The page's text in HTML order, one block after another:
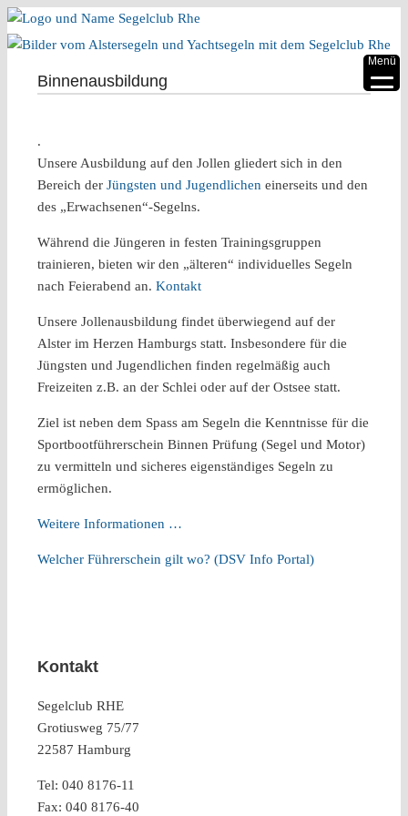
Binnenausbildung
.
Unsere Ausbildung auf den Jollen gliedert sich in den
Bereich der Jüngsten und Jugendlichen einerseits und den
des „Erwachsenen“-Segelns.
Während die Jüngeren in festen Trainingsgruppen
trainieren, bieten wir den „älteren“ individuelles Segeln
nach Feierabend an. Kontakt
Unsere Jollenausbildung findet überwiegend auf der
Alster im Herzen Hamburgs statt. Insbesondere für die
Jüngsten und Jugendlichen finden regelmäßig auch
Freizeiten z.B. an der Schlei oder auf der Ostsee statt.
Ziel ist neben dem Spass am Segeln die Kenntnisse für die
Sportbootführerschein Binnen Prüfung (Segel und Motor)
zu vermitteln und sicheres eigenständiges Segeln zu
ermöglichen.
Weitere Informationen …
Welcher Führerschein gilt wo? (DSV Info Portal)
Kontakt
Segelclub RHE
Grotiusweg 75/77
22587 Hamburg
Tel: 040 8176-11
Fax: 040 8176-40
Menü
▼
▼
▼
▼